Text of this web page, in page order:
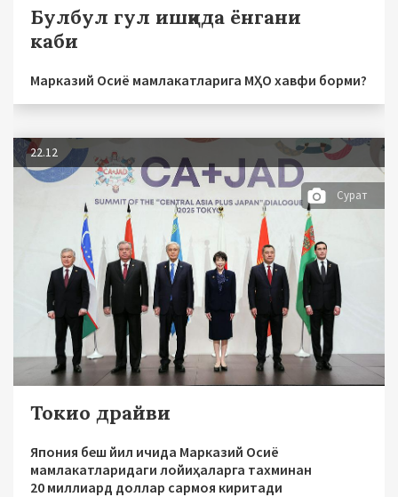
Булбул гул ишқида ёнгани
каби
Марказий Осиё мамлакатларига МҲО хавфи борми?
22.12
Сурат
Токио драйви
Япония беш йил ичида Марказий Осиё
мамлакатларидаги лойиҳаларга тахминан
20 миллиард доллар сармоя киритади